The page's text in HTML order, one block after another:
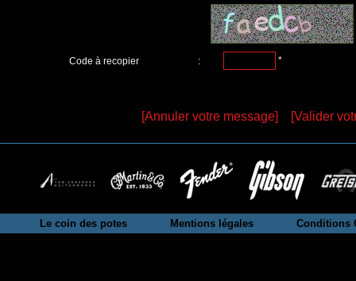
Code à recopier : *
[Annuler votre message] [Valider
Le coin des potes Mentions légales Conditions